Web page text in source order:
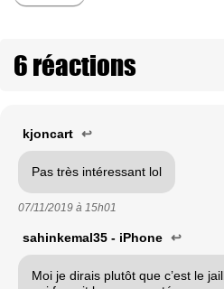
6 réactions
kjoncart ↩
Pas très intéressant lol
07/11/2019 à 15h01
sahinkemal35 - iPhone ↩
Moi je dirais plutôt que c’est le